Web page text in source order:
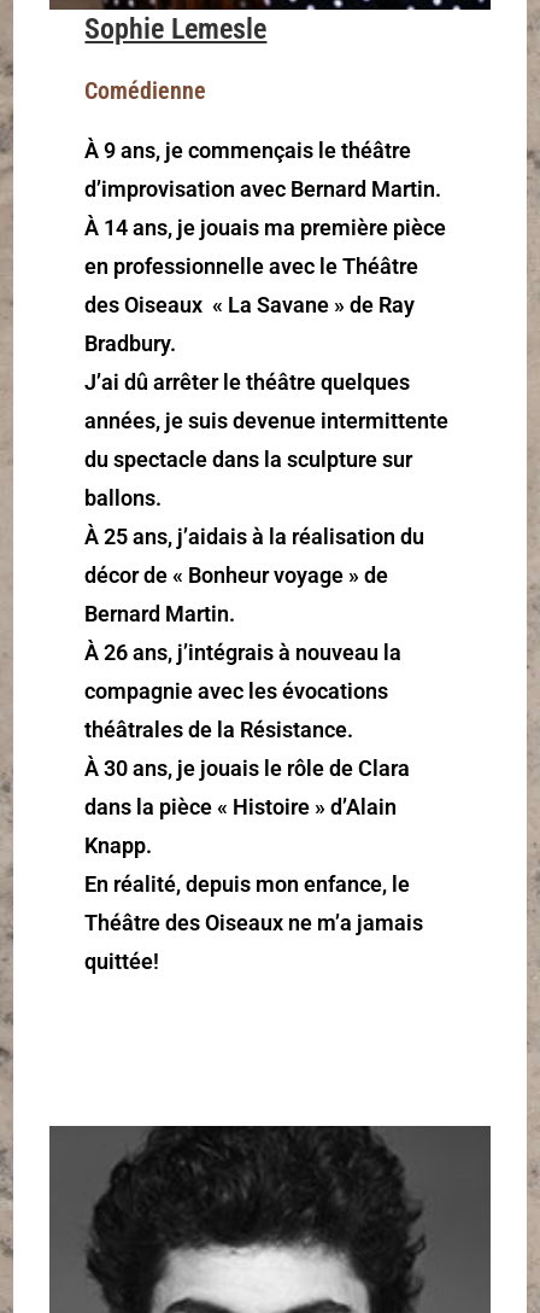
Sophie Lemesle
Comédienne
À 9 ans, je commençais le théâtre
d’improvisation avec Bernard Martin.
À 14 ans, je jouais ma première pièce
en professionnelle avec le Théâtre
des Oiseaux « La Savane » de Ray
Bradbury.
J’ai dû arrêter le théâtre quelques
années, je suis devenue intermittente
du spectacle dans la sculpture sur
ballons.
À 25 ans, j’aidais à la réalisation du
décor de « Bonheur voyage » de
Bernard Martin.
À 26 ans, j’intégrais à nouveau la
compagnie avec les évocations
théâtrales de la Résistance.
À 30 ans, je jouais le rôle de Clara
dans la pièce « Histoire » d’Alain
Knapp.
En réalité, depuis mon enfance, le
Théâtre des Oiseaux ne m’a jamais
quittée!